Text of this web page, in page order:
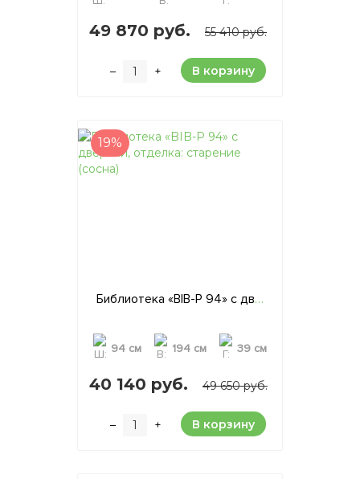
49 870 руб. 55 410 руб.
– + В корзину
19%
Библиотека «BIB-P 94» с дверьми, отделка: старение (сосна)
94 см 194 см 39 см
40 140 руб. 49 650 руб.
– + В корзину